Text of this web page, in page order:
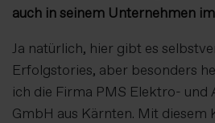
auch in seinem Unternehmen
Ja natürlich, hier gibt es
Erfolgstories, aber besonders
ich die Firma PMS Elektro-
GmbH aus Kärnten. Mit diesem